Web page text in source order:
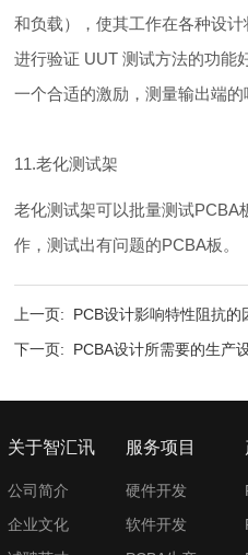
和负载），使其工作在各种设
进行验证 UUT 测试方法的功能
一个合适的激励，测量输出端的
11.老化测试架
老化测试架可以批量测试PCBA
作，测试出有问题的PCBA板。
上一页: PCB设计影响特性阻抗的
下一页: PCBA设计所需要的生产
关于智汇讯
公司简介
企业文化
服务项目
硬件开发
软件开发